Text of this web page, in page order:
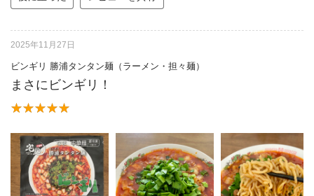
2025年11月27日
ビンギリ 勝浦タンタン麺（ラーメン・担々麺）
まさにビンギリ！